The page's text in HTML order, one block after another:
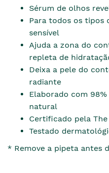
Sérum de olhos
Para todos os tipos
sensível
Ajuda a zona do
repleta de
Deixa a pele do
radiante
Elaborado com
natural
Certificado pela The
Testado
* Remove a pipeta antes